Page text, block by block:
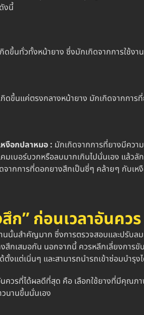
งนี้
ดขึ้นทั่วทั้งหน้ายาง ซึ่งมักเกิดจากการใช้ง
ดขึ้นแค่ตรงกลางหน้ายาง มักเกิดจากกา
งือกปลาหมอ : มักเกิดจากการที่ยางมีคว
เบอร์บวกหรือลบมากเกินไปนั่นเอง แล้วลั
จากการที่ดอกยางสึกเป็นซี่ๆ คล้ายๆ กับเห
ก”ก่อนเวลาอันควร
นั้นสำคัญมาก ซึ่งการตรวจสอบและปรับ
สึกเสมอกัน นอกจากนี้ ควรหลีกเลี่ยงการ
แต่เนิ่นๆ และสามารถนำรถเข้าซ่อมบำรุง
ควรที่ได้ผลดีที่สุด คือ เลือกใช้ยางที่มีคุณภา
นานขึ้นนั่นเอง